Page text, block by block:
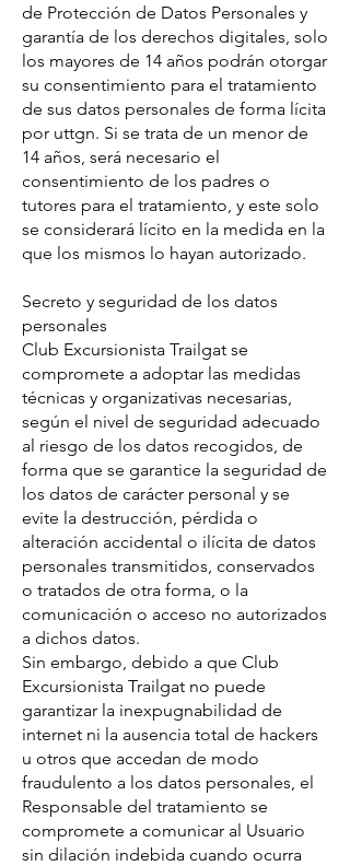
de Protección de Datos Personales y
garantía de los derechos digitales, solo
los mayores de 14 años podrán otorgar
su consentimiento para el tratamiento
de sus datos personales de forma lícita
por uttgn. Si se trata de un menor de
14 años, será necesario el
consentimiento de los padres o
tutores para el tratamiento, y este solo
se considerará lícito en la medida en la
que los mismos lo hayan autorizado.
Secreto y seguridad de los datos
personales
Club Excursionista Trailgat se
compromete a adoptar las medidas
técnicas y organizativas necesarias,
según el nivel de seguridad adecuado
al riesgo de los datos recogidos, de
forma que se garantice la seguridad de
los datos de carácter personal y se
evite la destrucción, pérdida o
alteración accidental o ilícita de datos
personales transmitidos, conservados
o tratados de otra forma, o la
comunicación o acceso no autorizados
a dichos datos.
Sin embargo, debido a que Club
Excursionista Trailgat no puede
garantizar la inexpugnabilidad de
internet ni la ausencia total de hackers
u otros que accedan de modo
fraudulento a los datos personales, el
Responsable del tratamiento se
compromete a comunicar al Usuario
sin dilación indebida cuando ocurra